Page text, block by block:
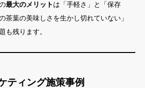
最大のメリットは「手軽さ」と「保存
茶葉の美味しさを生かし切れていない」
も残ります。
ティング施策事例